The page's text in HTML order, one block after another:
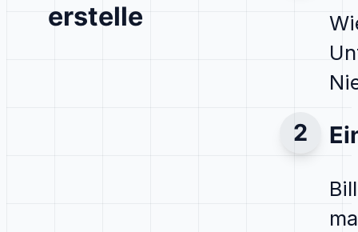
erstelle